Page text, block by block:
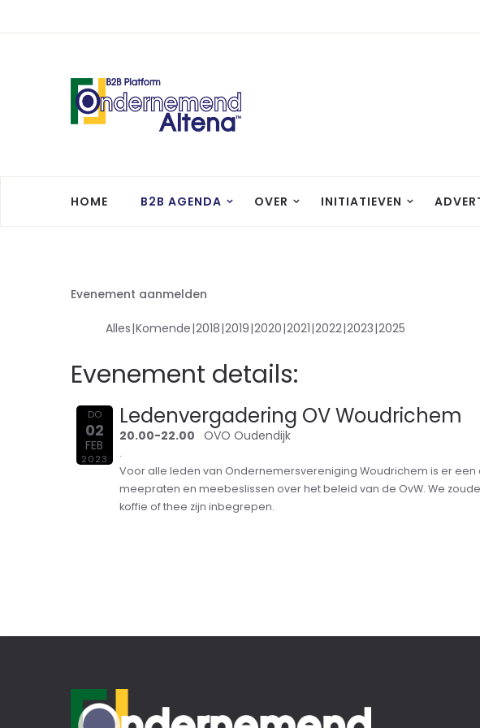
HOME B2B AGENDA OVER INITIATIEVEN
Evenement aanmelden
Alles Komende 2018 2019 2020 2021 2022 2023 2025
Evenement details:
DO
02
FEB
2023
Ledenvergadering OV Woudrichem
20.00-22.00 OVO Oudendijk
.
Voor alle leden van Ondernemersvereniging Woudrichem is er
meepraten en meebeslissen over het beleid van de OvW. We
koffie of thee zijn inbegrepen.